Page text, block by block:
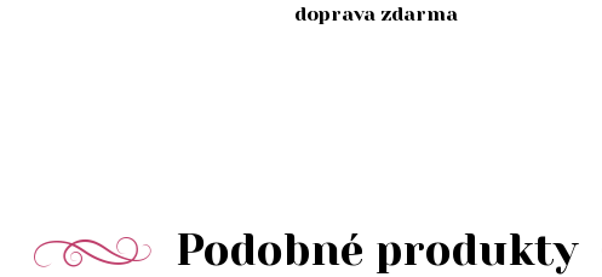
doprava zdarma
Podobné produkty